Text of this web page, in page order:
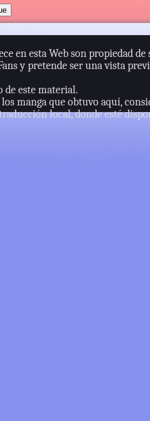
en esta Web son propiedad de
y pretende ser una vista
de este material.
manga que obtuvo aquí,
local, donde esté